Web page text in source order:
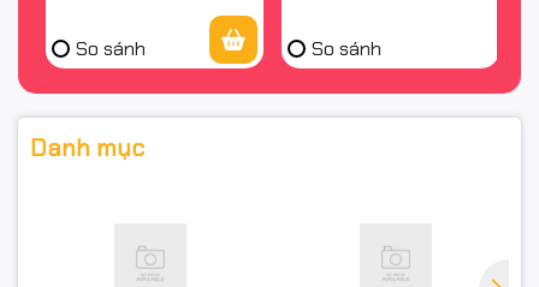
So sánh So sánh
Danh mục